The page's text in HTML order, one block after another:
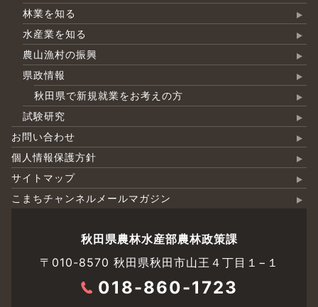
林業を知る
水産業を知る
農山漁村の振興
県政情報
秋田県で新規就業をお考えの方
試験研究
お問い合わせ
個人情報保護方針
サイトマップ
こまちチャンネルメールマガジン
秋田県農林水産部農林政策課
〒010-8570 秋田県秋田市山王４丁目１−１
018-860-1723